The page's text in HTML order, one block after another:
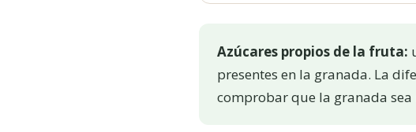
Azúcares propios de la fruta:
presentes en la granada. La
comprobar que la granada